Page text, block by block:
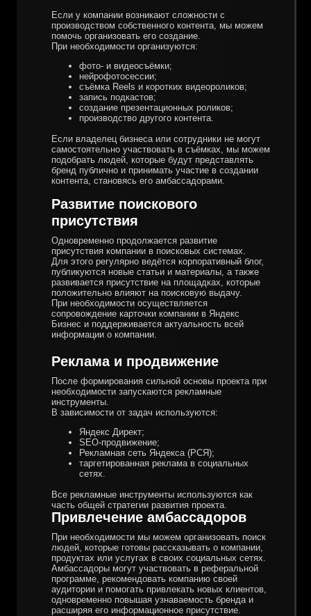
Если у компании возникают сложности с
производством собственного контента, мы можем
помочь организовать его создание.
При необходимости организуются:
фото- и видеосъёмки;
нейрофотосессии;
съёмка Reels и коротких видеороликов;
запись подкастов;
создание презентационных роликов;
производство другого контента.
Если владелец бизнеса или сотрудники не могут
самостоятельно участвовать в съёмках, мы можем
подобрать людей, которые будут представлять
бренд публично и принимать участие в создании
контента, становясь его амбассадорами.
Развитие поискового
присутствия
Одновременно продолжается развитие
присутствия компании в поисковых системах.
Для этого регулярно ведётся корпоративный блог,
публикуются новые статьи и материалы, а также
развивается присутствие на площадках, которые
положительно влияют на поисковую выдачу.
При необходимости осуществляется
сопровождение карточки компании в Яндекс
Бизнес и поддерживается актуальность всей
информации о компании.
Реклама и продвижение
После формирования сильной основы проекта при
необходимости запускаются рекламные
инструменты.
В зависимости от задач используются:
Яндекс Директ;
SEO-продвижение;
Рекламная сеть Яндекса (РСЯ);
таргетированная реклама в социальных
сетях.
Все рекламные инструменты используются как
часть общей стратегии развития проекта.
Привлечение амбассадоров
При необходимости мы можем организовать поиск
людей, которые готовы рассказывать о компании,
продуктах или услугах в своих социальных сетях.
Амбассадоры могут участвовать в реферальной
программе, рекомендовать компанию своей
аудитории и помогать привлекать новых клиентов,
одновременно повышая узнаваемость бренда и
расширяя его информационное присутствие.